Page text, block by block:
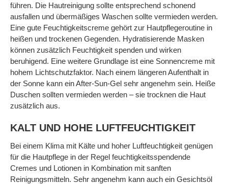
führen. Die Hautreinigung sollte entsprechend schonend
ausfallen und übermäßiges Waschen sollte vermieden werden.
Eine gute Feuchtigkeitscreme gehört zur Hautpflegeroutine in
heißen und trockenen Gegenden. Hydratisierende Masken
können zusätzlich Feuchtigkeit spenden und wirken
beruhigend. Eine weitere Grundlage ist eine Sonnencreme mit
hohem Lichtschutzfaktor. Nach einem längeren Aufenthalt in
der Sonne kann ein After-Sun-Gel sehr angenehm sein. Heiße
Duschen sollten vermieden werden – sie trocknen die Haut
zusätzlich aus.
KALT UND HOHE LUFTFEUCHTIGKEIT
Bei einem Klima mit Kälte und hoher Luftfeuchtigkeit genügen
für die Hautpflege in der Regel feuchtigkeitsspendende
Cremes und Lotionen in Kombination mit sanften
Reinigungsmitteln. Sehr angenehm kann auch ein Gesichtsöl